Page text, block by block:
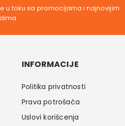
u toku sa promocijama i najnovijim
INFORMACIJE
Politika privatnosti
Prava potrošača
Uslovi korišcenja